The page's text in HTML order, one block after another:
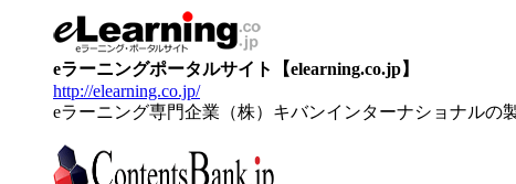
eラーニングポータルサイト【elearning.co.jp】
http://elearning.co.jp/
eラーニング専門企業（株）キバンインターナショナルの